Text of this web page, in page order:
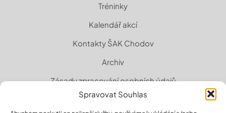
Spravovat Souhlas
Tréninky
Kalendář akcí
Kontakty ŠAK Chodov
Archiv
Zásady zpracování osobních údajů
Zásady cookies (EU)